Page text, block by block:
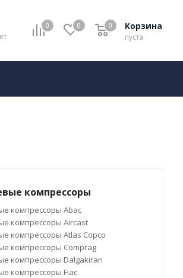
0 0 Корзина
пуста
0
компрессоры
компрессоры Abac
компрессоры Aircast
компрессоры Atlas Copco
компрессоры Comprag
компрессоры Dalgakiran
компрессоры Fiac